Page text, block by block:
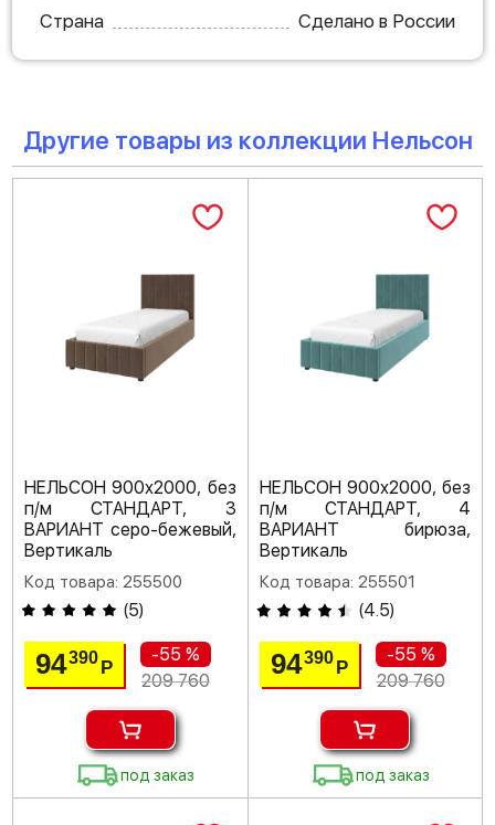
Страна
Сделано в России
Другие товары из коллекции Нельсон
НЕЛЬСОН 900х2000, без
п/м СТАНДАРТ, 3
ВАРИАНТ серо-бежевый,
Вертикаль
Код товара: 255500
(5)
94390 Р
-55 %
209 760
под заказ
НЕЛЬСОН 900х2000, без
п/м СТАНДАРТ, 4
ВАРИАНТ бирюза,
Вертикаль
Код товара: 255501
(4.5)
94390 Р
-55 %
209 760
под заказ